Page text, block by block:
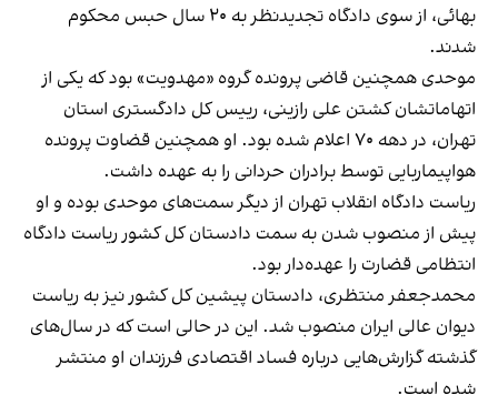
بهائی، از سوی دادگاه تجدیدنظر به ۲۰ سال حبس محکوم
شدند.
موحدی همچنین قاضی پرونده گروه «مهدویت» بود که یکی از
اتهاماتشان کشتن علی رازینی، رییس کل دادگستری استان
تهران، در دهه ۷۰ اعلام شده بود. او همچنین قضاوت پرونده
هواپیماربایی توسط برادران حردانی را به عهده داشت.
ریاست دادگاه انقلاب تهران از دیگر سمت‌های موحدی بوده و او
پیش از منصوب شدن به سمت دادستان کل کشور ریاست دادگاه
انتظامی قضارت را عهده‌دار بود.
محمدجعفر منتظری، دادستان پیشین کل کشور نیز به ریاست
دیوان عالی ایران منصوب شد. این در حالی است که در سال‌های
گذشته گزارش‌هایی درباره فساد اقتصادی فرزندان او منتشر
شده است.